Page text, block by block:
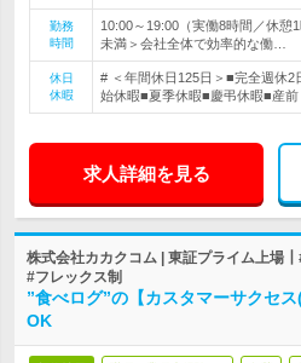
勤務
時間
10:00～19:00（実働8時間／休憩
未満＞会社全体で効率的な働…
休日
休暇
# ＜年間休日125日＞■完全週休
始休暇■夏季休暇■慶弔休暇■産前
求人詳細を見る
株式会社カカクコム | 東証プライム上場
#フレックス制
”食べログ”の【カスタマーサクセ
OK